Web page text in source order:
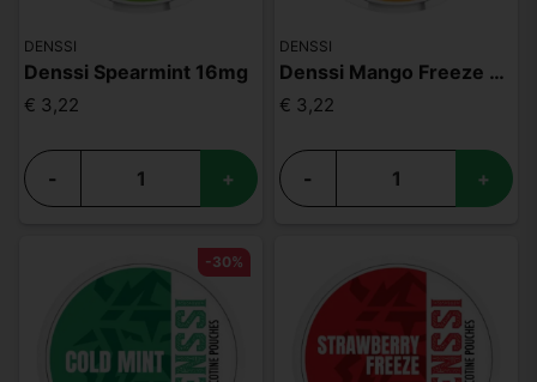
DENSSI
Denssi Spearmint 16mg
€ 3,22
- +
DENSSI
Denssi Mango Freeze 8mg
€ 3,22
- +
-30%